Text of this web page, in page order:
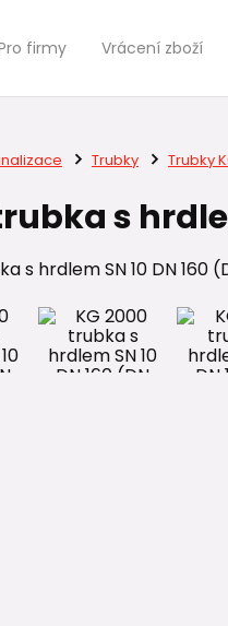
firmy Vrácení zboží
Trubky Trubky
s